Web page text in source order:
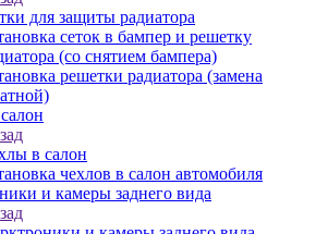
для защиты радиатора
сеток в бампер и решетку
(со снятием бампера)
решетки радиатора (замена
в салон
чехлов в салон автомобиля
и камеры заднего вида